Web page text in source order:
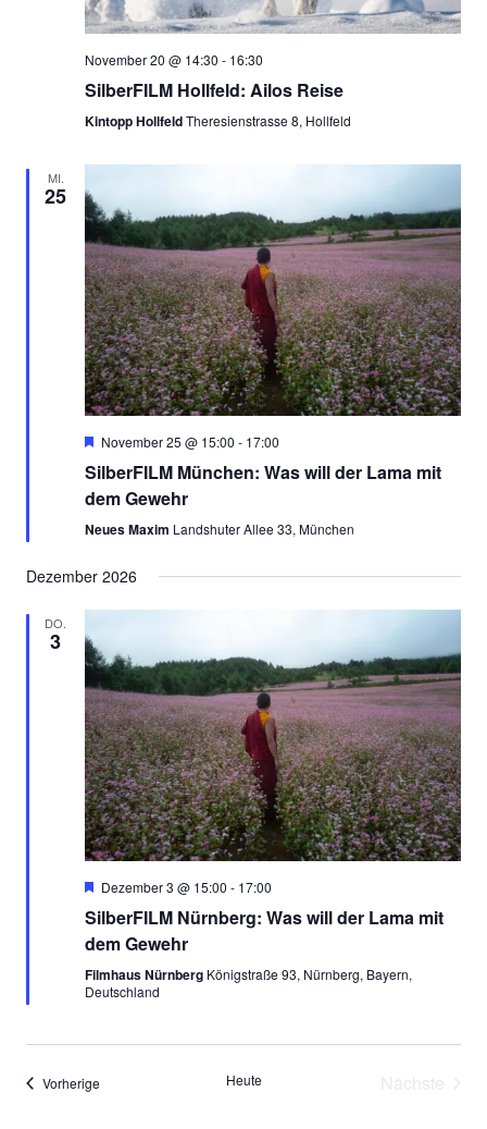
November 20 @ 14:30 - 16:30
SilberFILM Hollfeld: Ailos Reise
Kintopp HollfeldTheresienstrasse 8, Hollfeld
MI.
25
Empfohlen
November 25 @ 15:00 - 17:00
SilberFILM München: Was will der Lama mit
dem Gewehr
Neues Maxim Landshuter Allee 33, München
Dezember 2026
DO.
3
Empfohlen
Dezember 3 @ 15:00 - 17:00
SilberFILM Nürnberg: Was will der Lama mit
dem Gewehr
Filmhaus Nürnberg Königstraße 93, Nürnberg, Bayern,
Deutschland
Vorherige Heute